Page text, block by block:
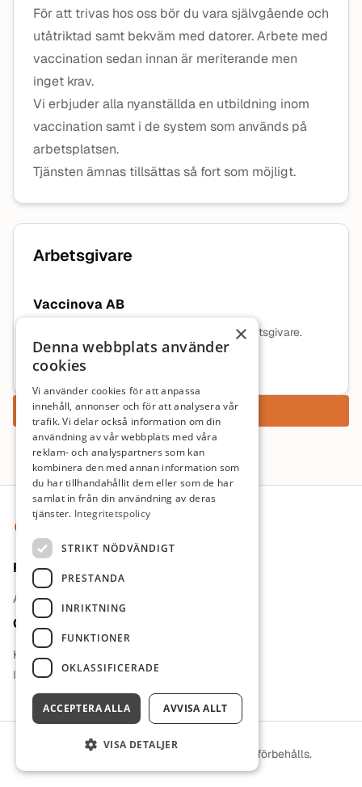
För att trivas hos oss bör du vara självgående och
utåtriktad samt bekväm med datorer. Arbete med
vaccination sedan innan är meriterande men
inget krav.
Vi erbjuder alla nyanställda en utbildning inom
vaccination samt i de system som används på
arbetsplatsen.
Tjänsten ämnas tillsättas så fort som möjligt.
Arbetsgivare
Vaccinova AB
Ingen beskrivning tillgänglig för denna arbetsgivare.
Mer information om arbetsgivaren
Ansök nu
Sidfot
För jobbsökande
Arbetsgivare
Om oss
Kontakt
Integritetspolicy
© 2026 Vårdfokusjobb. Alla rättigheter förbehålls.
×
Denna webbplats använder
cookies
Vi använder cookies för att anpassa
innehåll, annonser och för att analysera vår
trafik. Vi delar också information om din
användning av vår webbplats med våra
reklam- och analyspartners som kan
kombinera den med annan information som
du har tillhandahållit dem eller som de har
samlat in från din användning av deras
tjänster. Integritetspolicy
STRIKT NÖDVÄNDIGT
PRESTANDA
INRIKTNING
FUNKTIONER
OKLASSIFICERADE
ACCEPTERA ALLA AVVISA ALLT
VISA DETALJER